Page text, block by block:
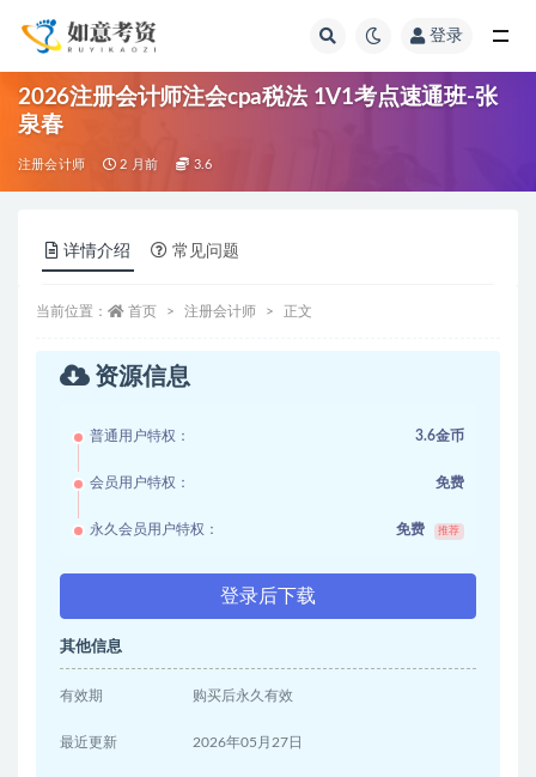
登录
2026注册会计师注会cpa税法 1V1考点速通班-张
泉春
注册会计师 2 月前 3.6
详情介绍 常见问题
当前位置： 首页 注册会计师 正文
资源信息
普通用户特权： 3.6金币
会员用户特权： 免费
永久会员用户特权： 免费 推荐
登录后下载
其他信息
有效期 购买后永久有效
最近更新 2026年05月27日